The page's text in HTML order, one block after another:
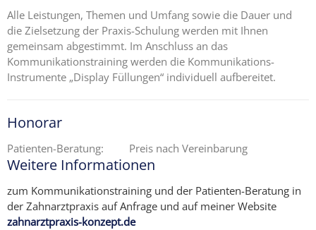
Alle Leistungen, Themen und Umfang sowie die Dauer und
die Zielsetzung der Praxis-Schulung werden mit Ihnen
gemeinsam abgestimmt. Im Anschluss an das
Kommunikationstraining werden die Kommunikations-
Instrumente „Display Füllungen“ individuell aufbereitet.
Honorar
Patienten-Beratung: Preis nach Vereinbarung
Weitere Informationen
zum Kommunikationstraining und der Patienten-Beratung in
der Zahnarztpraxis auf Anfrage und auf meiner Website
zahnarztpraxis-konzept.de